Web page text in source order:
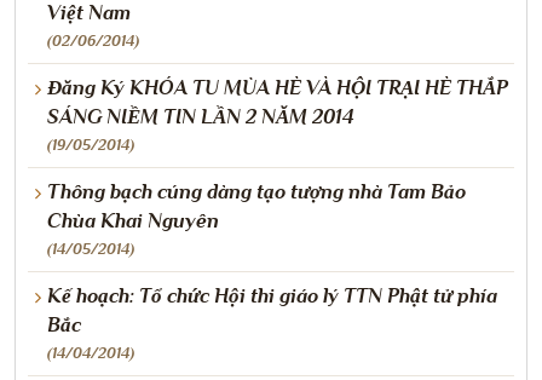
Việt Nam
(02/06/2014)
Đăng Ký KHÓA TU MÙA HÈ VÀ HỘI TRẠI HÈ THẮP
SÁNG NIỀM TIN LẦN 2 NĂM 2014
(19/05/2014)
Thông bạch cúng dàng tạo tượng nhà Tam Bảo
Chùa Khai Nguyên
(14/05/2014)
Kế hoạch: Tổ chức Hội thi giáo lý TTN Phật tử phía
Bắc
(14/04/2014)